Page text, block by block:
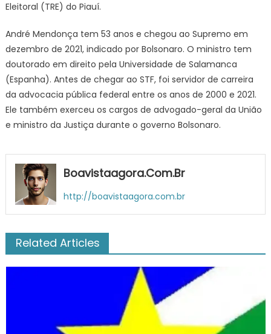
Eleitoral (TRE) do Piauí.
André Mendonça tem 53 anos e chegou ao Supremo em
dezembro de 2021, indicado por Bolsonaro. O ministro tem
doutorado em direito pela Universidade de Salamanca
(Espanha). Antes de chegar ao STF, foi servidor de carreira
da advocacia pública federal entre os anos de 2000 e 2021.
Ele também exerceu os cargos de advogado-geral da União
e ministro da Justiça durante o governo Bolsonaro.
Boavistaagora.com.br
http://boavistaagora.com.br
Related Articles